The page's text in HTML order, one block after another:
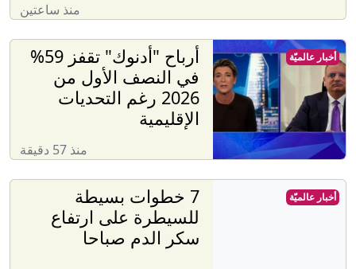
منذ ساعتين
أرباح "أدنوك" تقفز 59%
في النصف الأول من
2026 رغم التحديات
الإقليمية
منذ 57 دقيقة
أخبار عالميّة
7 خطوات بسيطة
للسيطرة على ارتفاع
سكر الدم صباحا
أخبار عالميّة